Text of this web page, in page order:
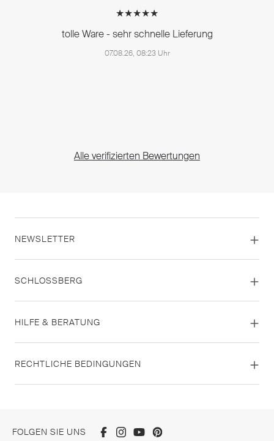
★★★★★
tolle Ware - sehr schnelle Lieferung
07.08.26, 08:23 Uhr
Alle verifizierten Bewertungen
NEWSLETTER
SCHLOSSBERG
HILFE & BERATUNG
RECHTLICHE BEDINGUNGEN
FOLGEN SIE UNS